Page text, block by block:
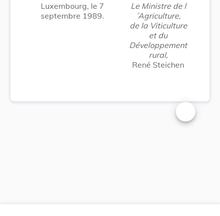
Luxembourg, le 7
septembre 1989.
Le Ministre de l
´Agriculture,
de la Viticulture
et du
Développement
rural,
René Steichen
Changer la